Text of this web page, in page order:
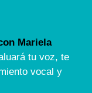
Mariela
tu voz, te
vocal y